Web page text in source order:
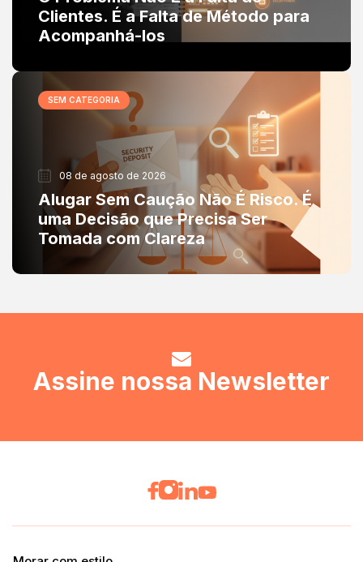
Clientes. É a Falta de Método para
Acompanhá-los
SEM CATEGORIA
08 de agosto de 2026
Alugar Sem Caução Não É Risco. É
uma Decisão que Precisa Ser
Tomada com Clareza
Assine nossa Newsletter